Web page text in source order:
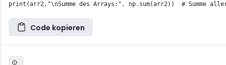
Code kopieren